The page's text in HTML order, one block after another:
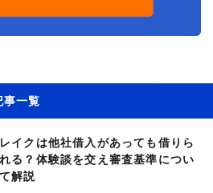
事一覧
レイクは他社借入があっても借りら
れる？体験談を交え審査基準につい
て解説